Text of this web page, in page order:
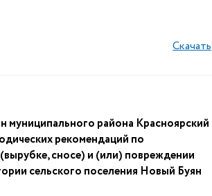
Скачать
муниципального района Красноярский
рекомендаций по
сносе) и (или) повреждении
сельского поселения Новый Буян